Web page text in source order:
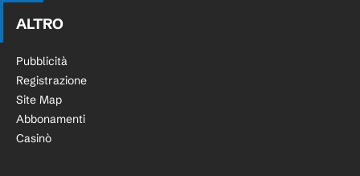
ALTRO
Pubblicità
Registrazione
Site Map
Abbonamenti
Casinò